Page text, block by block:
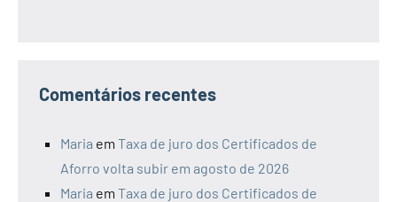
Comentários recentes
Maria em Taxa de juro dos Certificados de
Aforro volta subir em agosto de 2026
Maria em Taxa de juro dos Certificados de